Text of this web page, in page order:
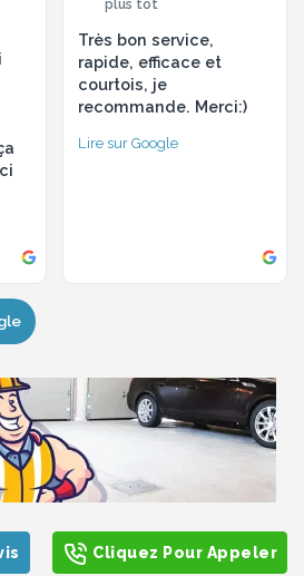
plus tôt
Très bon service,
rapide, efficace et
courtois, je
recommande. Merci:)
Lire sur Google
Cliquez Pour Appeler